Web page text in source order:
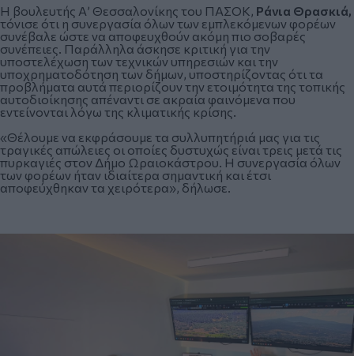
Η βουλευτής Α’ Θεσσαλονίκης του ΠΑΣΟΚ, Ράνια Θρασκιά,
τόνισε ότι η συνεργασία όλων των εμπλεκόμενων φορέων
συνέβαλε ώστε να αποφευχθούν ακόμη πιο σοβαρές
συνέπειες. Παράλληλα άσκησε κριτική για την
υποστελέχωση των τεχνικών υπηρεσιών και την
υποχρηματοδότηση των δήμων, υποστηρίζοντας ότι τα
προβλήματα αυτά περιορίζουν την ετοιμότητα της τοπικής
αυτοδιοίκησης απέναντι σε ακραία φαινόμενα που
εντείνονται λόγω της κλιματικής κρίσης.
«Θέλουμε να εκφράσουμε τα συλλυπητήριά μας για τις
τραγικές απώλειες οι οποίες δυστυχώς είναι τρεις μετά τις
πυρκαγιές στον Δήμο Ωραιοκάστρου. Η συνεργασία όλων
των φορέων ήταν ιδιαίτερα σημαντική και έτσι
αποφεύχθηκαν τα χειρότερα», δήλωσε.